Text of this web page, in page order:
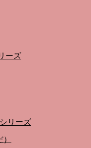
ーズ
リーズ